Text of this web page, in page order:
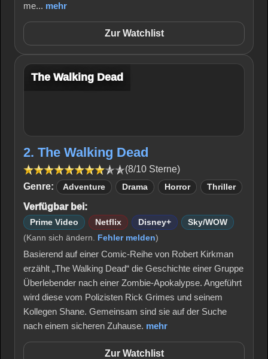
me... mehr
Zur Watchlist
The Walking Dead
2. The Walking Dead
(8/10 Sterne)
Genre:
Adventure Drama Horror Thriller
Verfügbar bei:
Prime Video Netflix Disney+
Sky/WOW
(Kann sich ändern. Fehler melden)
Basierend auf einer Comic-Reihe von Robert Kirkman
erzählt „The Walking Dead“ die Geschichte einer Gruppe
Überlebender nach einer Zombie-Apokalypse. Angeführt
wird diese vom Polizisten Rick Grimes und seinem
Kollegen Shane. Gemeinsam sind sie auf der Suche
nach einem sicheren Zuhause. mehr
Zur Watchlist